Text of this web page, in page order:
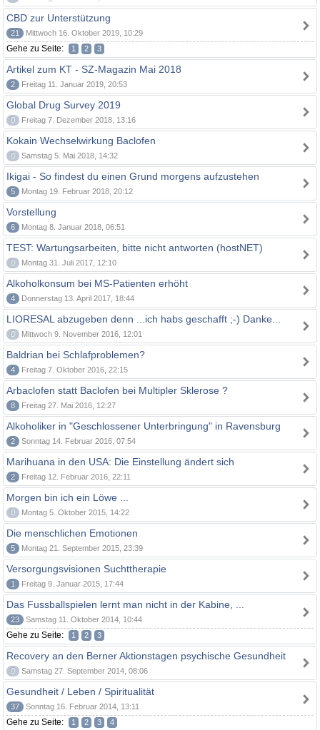
CBD zur Unterstützung
21 Mittwoch 16. Oktober 2019, 10:29
Gehe zu Seite: 1 2 3
Artikel zum KT - SZ-Magazin Mai 2018
2 Freitag 11. Januar 2019, 20:53
Global Drug Survey 2019
0 Freitag 7. Dezember 2018, 13:16
Kokain Wechselwirkung Baclofen
0 Samstag 5. Mai 2018, 14:32
Ikigai - So findest du einen Grund morgens aufzustehen
5 Montag 19. Februar 2018, 20:12
Vorstellung
6 Montag 8. Januar 2018, 06:51
TEST: Wartungsarbeiten, bitte nicht antworten (hostNET)
0 Montag 31. Juli 2017, 12:10
Alkoholkonsum bei MS-Patienten erhöht
4 Donnerstag 13. April 2017, 18:44
LIORESAL abzugeben denn ...ich habs geschafft ;-) Danke...
0 Mittwoch 9. November 2016, 12:01
Baldrian bei Schlafproblemen?
4 Freitag 7. Oktober 2016, 22:15
Arbaclofen statt Baclofen bei Multipler Sklerose ?
8 Freitag 27. Mai 2016, 12:27
Alkoholiker in "Geschlossener Unterbringung" in Ravensburg
2 Sonntag 14. Februar 2016, 07:54
Marihuana in den USA: Die Einstellung ändert sich
2 Freitag 12. Februar 2016, 22:11
Morgen bin ich ein Löwe ...
0 Montag 5. Oktober 2015, 14:22
Die menschlichen Emotionen
5 Montag 21. September 2015, 23:39
Versorgungsvisionen Suchttherapie
1 Freitag 9. Januar 2015, 17:44
Das Fussballspielen lernt man nicht in der Kabine, ...
23 Samstag 11. Oktober 2014, 10:44
Gehe zu Seite: 1 2 3
Recovery an den Berner Aktionstagen psychische Gesundheit
0 Samstag 27. September 2014, 08:06
Gesundheit / Leben / Spiritualität
37 Sonntag 16. Februar 2014, 13:11
Gehe zu Seite: 1 2 3 4